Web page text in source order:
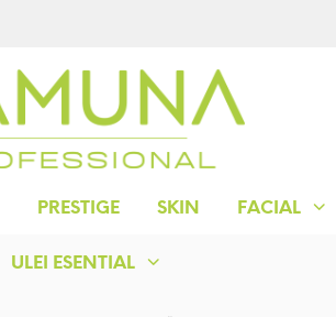
MAGAZIN YAMUNA
PRESTIGE SKIN FACIAL
ULEI ESENTIAL